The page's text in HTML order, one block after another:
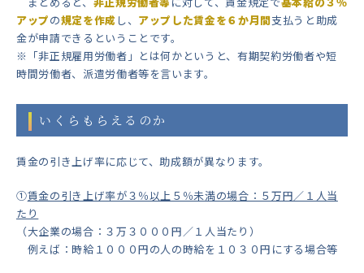
アップの規定を作成 し、 アップした賃金を６か月間支払うと助成
金が申請できるということです。
※ 「非正規雇用労働者」とは何かというと、有期契約労働者や短
時間労働者、派遣労働者等を言います。
いくらもらえるのか
賃金の引き上げ率に応じて、助成額が異なります。
①賃金の引き上げ率が３％以上５％未満の場合：５万円／１人当
たり
（大企業の場合：３万３０００円／１人当たり）
例えば：時給１０００円の人の時給を１０３０円にする場合等